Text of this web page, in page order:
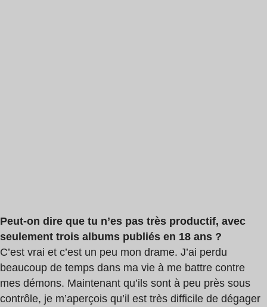
Peut-on dire que tu n’es pas très productif, avec
seulement trois albums publiés en 18 ans ?
C’est vrai et c’est un peu mon drame. J’ai perdu
beaucoup de temps dans ma vie à me battre contre
mes démons. Maintenant qu’ils sont à peu près sous
contrôle, je m’aperçois qu’il est très difficile de dégager